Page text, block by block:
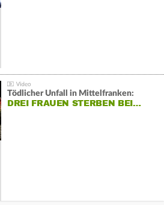
Tödlicher Unfall in Mittelfranken:
DREI FRAUEN STERBEN BEI…